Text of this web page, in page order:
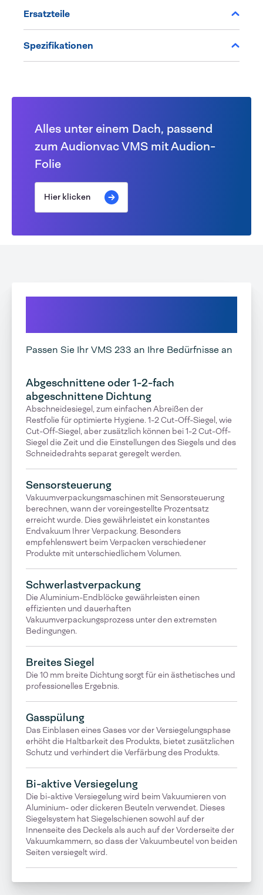
Ersatzteile
Spezifikationen
Alles unter einem Dach, passend
zum Audionvac VMS mit Audion-
Folie
Hier klicken
Passen Sie Ihr VMS 233 an Ihre Bedürfnisse an
Abgeschnittene oder 1-2-fach
abgeschnittene Dichtung
Abschneidesiegel, zum einfachen Abreißen der
Restfolie für optimierte Hygiene. 1-2 Cut-Off-Siegel, wie
Cut-Off-Siegel, aber zusätzlich können bei 1-2 Cut-Off-
Siegel die Zeit und die Einstellungen des Siegels und des
Schneidedrahts separat geregelt werden.
Sensorsteuerung
Vakuumverpackungsmaschinen mit Sensorsteuerung
berechnen, wann der voreingestellte Prozentsatz
erreicht wurde. Dies gewährleistet ein konstantes
Endvakuum Ihrer Verpackung. Besonders
empfehlenswert beim Verpacken verschiedener
Produkte mit unterschiedlichem Volumen.
Schwerlastverpackung
Die Aluminium-Endblöcke gewährleisten einen
effizienten und dauerhaften
Vakuumverpackungsprozess unter den extremsten
Bedingungen.
Breites Siegel
Die 10 mm breite Dichtung sorgt für ein ästhetisches und
professionelles Ergebnis.
Gasspülung
Das Einblasen eines Gases vor der Versiegelungsphase
erhöht die Haltbarkeit des Produkts, bietet zusätzlichen
Schutz und verhindert die Verfärbung des Produkts.
Bi-aktive Versiegelung
Die bi-aktive Versiegelung wird beim Vakuumieren von
Aluminium- oder dickeren Beuteln verwendet. Dieses
Siegelsystem hat Siegelschienen sowohl auf der
Innenseite des Deckels als auch auf der Vorderseite der
Vakuumkammern, so dass der Vakuumbeutel von beiden
Seiten versiegelt wird.